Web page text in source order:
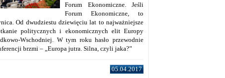
Forum Ekonomiczne. Jeśli
Forum Ekonomiczne, to
Od dwudziestu dziewięciu lat to najważniejsze
politycznych i ekonomicznych elit Europy
Wschodniej. W tym roku hasło przewodnie
brzmi – „Europa jutra. Silna, czyli jaka?”
05.04.2017